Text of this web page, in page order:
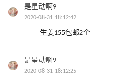
是星动啊9
2020-08-31 18:12:42
生姜155包邮2个
是星动啊9
2020-08-31 18:12:25